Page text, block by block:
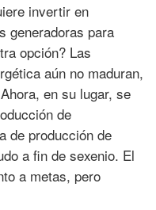
invertir en
generadoras para
opción? Las
aún no maduran,
en su lugar, se
de
de producción de
a fin de sexenio. El
a metas, pero